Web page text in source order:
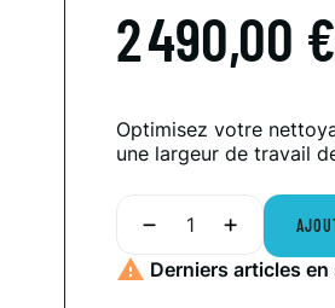
2 490,00 €
Optimisez votre
une largeur de travail
 Derniers articles